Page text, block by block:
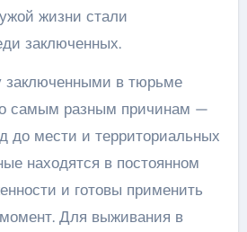
жизни стали
заключенных.
в тюрьме
самым разным причинам —
до мести и территориальных
находятся в постоянном
и готовы применить
Для выживания в